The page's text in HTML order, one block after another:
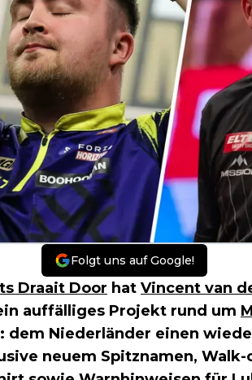
Folgt uns auf Google!
Draait Door hat Vincent van
auffälliges Projekt rund um
dem Niederländer einen
neuem Spitznamen,